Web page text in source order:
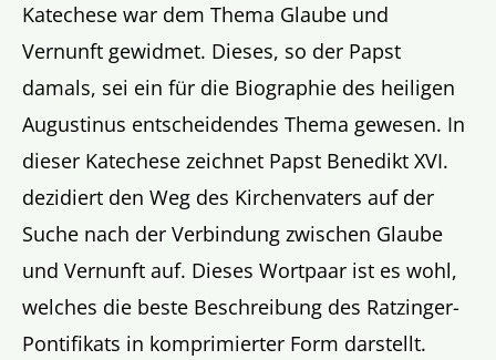
Katechese war dem Thema Glaube und
Vernunft gewidmet. Dieses, so der Papst
damals, sei ein für die Biographie des heiligen
Augustinus entscheidendes Thema gewesen. In
dieser Katechese zeichnet Papst Benedikt XVI.
dezidiert den Weg des Kirchenvaters auf der
Suche nach der Verbindung zwischen Glaube
und Vernunft auf. Dieses Wortpaar ist es wohl,
welches die beste Beschreibung des Ratzinger-
Pontifikats in komprimierter Form darstellt.